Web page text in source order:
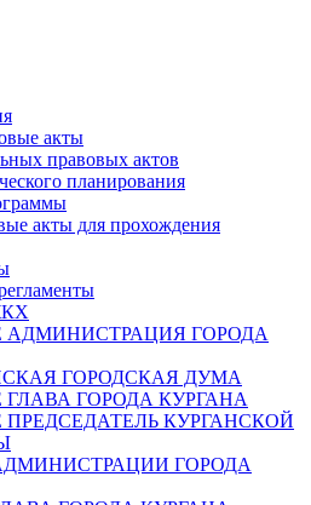
акты
правовых актов
планирования
акты для прохождения
ГОРОДА
ГОРОДСКАЯ ДУМА
ГОРОДА КУРГАНА
КУРГАНСКОЙ
ГОРОДА